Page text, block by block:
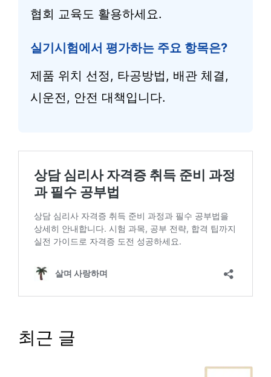
협회 교육도 활용하세요.
실기시험에서 평가하는 주요 항목은?
제품 위치 선정, 타공방법, 배관 체결,
시운전, 안전 대책입니다.
최근 글